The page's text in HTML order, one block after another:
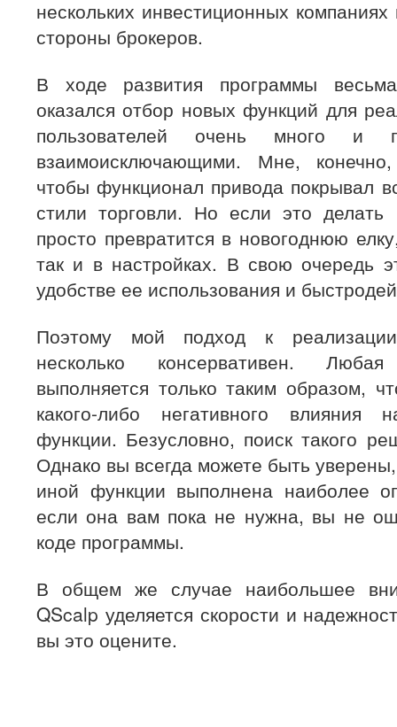
нескольких инвестиционных
стороны брокеров.
В ходе развития программы
оказался отбор новых функций для
пользователей очень много и
взаимоисключающими. Мне,
чтобы функционал привода покрывал
стили торговли. Но если это
просто превратится в новогоднюю
так и в настройках. В свою очередь
удобстве ее использования и
Поэтому мой подход к
несколько консервативен.
выполняется только таким образом,
какого-либо негативного
функции. Безусловно, поиск такого
Однако вы всегда можете быть
иной функции выполнена наиболее
если она вам пока не нужна, вы не
коде программы.
В общем же случае наибольшее
QScalp уделяется скорости и
вы это оцените.